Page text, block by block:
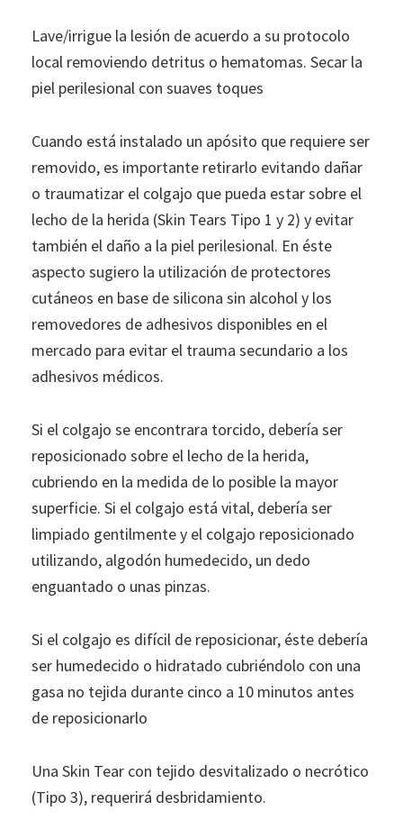
Lave/irrigue la lesión de acuerdo a su protocolo
local removiendo detritus o hematomas. Secar la
piel perilesional con suaves toques
Cuando está instalado un apósito que requiere ser
removido, es importante retirarlo evitando dañar
o traumatizar el colgajo que pueda estar sobre el
lecho de la herida (Skin Tears Tipo 1 y 2) y evitar
también el daño a la piel perilesional. En éste
aspecto sugiero la utilización de protectores
cutáneos en base de silicona sin alcohol y los
removedores de adhesivos disponibles en el
mercado para evitar el trauma secundario a los
adhesivos médicos.
Si el colgajo se encontrara torcido, debería ser
reposicionado sobre el lecho de la herida,
cubriendo en la medida de lo posible la mayor
superficie. Si el colgajo está vital, debería ser
limpiado gentilmente y el colgajo reposicionado
utilizando, algodón humedecido, un dedo
enguantado o unas pinzas.
Si el colgajo es difícil de reposicionar, éste debería
ser humedecido o hidratado cubriéndolo con una
gasa no tejida durante cinco a 10 minutos antes
de reposicionarlo
Una Skin Tear con tejido desvitalizado o necrótico
(Tipo 3), requerirá desbridamiento.